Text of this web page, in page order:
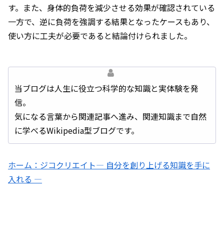
す。また、身体的負荷を減少させる効果が確認されている
一方で、逆に負荷を強調する結果となったケースもあり、
使い方に工夫が必要であると結論付けられました。
当ブログは人生に役立つ科学的な知識と実体験を発
信。
気になる言葉から関連記事へ進み、関連知識まで自然
に学べるWikipedia型ブログです。
ホーム：ジコクリエイト― 自分を創り上げる知識を手に
入れる ―